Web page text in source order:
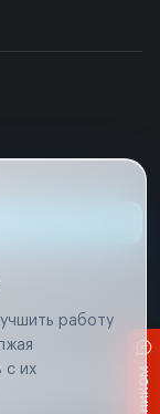
исключительно
кодекса
работу
с их